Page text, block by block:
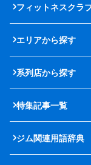
フィットネスクラ
エリアから探す
系列店から探す
特集記事一覧
ジム関連用語辞典